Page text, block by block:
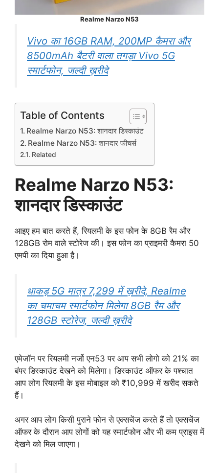
Realme Narzo N53
Vivo का 16GB RAM, 200MP कैमरा और
8500mAh बैटरी वाला तगड़ा Vivo 5G
स्मार्टफोन, जल्दी ख़रीदे
Table of Contents
Realme Narzo N53: शानदार डिस्काउंट
Realme Narzo N53: शानदार फीचर्स
Related
Realme Narzo N53:
शानदार डिस्काउंट
आइए हम बात करते हैं, रियलमी के इस फोन के 8GB रैम और
128GB रोम वाले स्टोरेज की। इस फोन का प्राइमरी कैमरा 50
एमपी का दिया हुआ है।
धाकड़ 5G मात्र 7,299 में ख़रीदे, Realme
का चमाचम स्मार्टफोन मिलेगा 8GB रैम और
128GB स्टोरेज, जल्दी ख़रीदे
एमेजॉन पर रियलमी नर्जो एन53 पर आप सभी लोगो को 21% का
बंपर डिस्काउंट देखने को मिलेगा। डिस्काउंट ऑफर के पश्चात
आप लोग रियलमी के इस मोबाइल को ₹10,999 में खरीद सकते
हैं।
अगर आप लोग किसी पुराने फोन से एक्सचेंज करते हैं तो एक्सचेंज
ऑफर के दौरान आप लोगों को यह स्मार्टफोन और भी कम प्राइस में
देखने को मिल जाएगा।